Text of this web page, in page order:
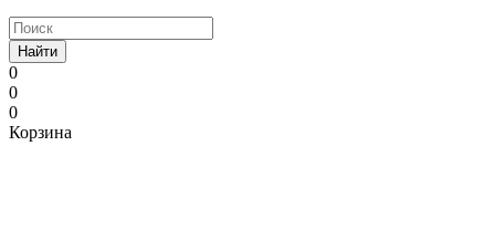
Найти
0
0
0
Корзина